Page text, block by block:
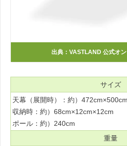
出典： VASTLAND 公式オ
サイズ
天幕（展開時）：約）472cm×500cm
収納時：約）68cm×12cm×12cm
ポール：約）240cm
重量